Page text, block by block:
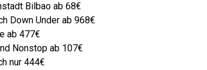
Bilbao ab 68€
Down Under ab 968€
ab 477€
Nonstop ab 107€
nur 444€